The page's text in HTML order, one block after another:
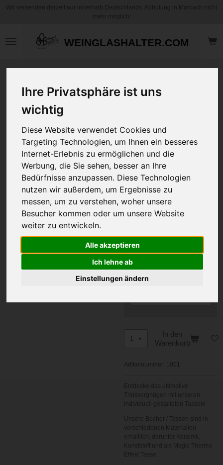
Ihre Privatsphäre ist uns
wichtig
Diese Website verwendet Cookies und
Targeting Technologien, um Ihnen ein besseres
Internet-Erlebnis zu ermöglichen und die
Werbung, die Sie sehen, besser an Ihre
Bedürfnisse anzupassen. Diese Technologien
nutzen wir außerdem, um Ergebnisse zu
messen, um zu verstehen, woher unsere
Besucher kommen oder um unsere Website
weiter zu entwickeln.
Alle akzeptieren
Ich lehne ab
Einstellungen ändern
WEINGLASHALTER.COM
Becher / Tasse -
Personalisierbar
12,95 €
Art
Dieser Name kommt
zusätzlich auf die Tasse als
Vertrauensarzt Dr. Ihr Name
In den
Warenkorb
Artikelnummer: 1001
Entdecke das ultimative
Trinkvergnügen mit unseren
individuell gestalteten Tassen!
Unsere Becher / Tassen sind in
verschiedenen Materialien
erhältlich, darunter Keramik,
Kunststoff und als Magic Thermo
Effekt Tasse.